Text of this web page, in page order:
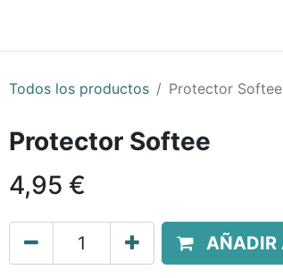
Todos los productos Protector Softee
Protector Softee
4,95 €
AÑADIR